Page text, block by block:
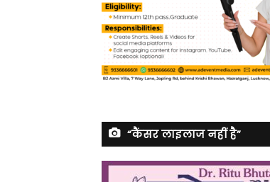
“कैंसर लाइलाज नहीं है”